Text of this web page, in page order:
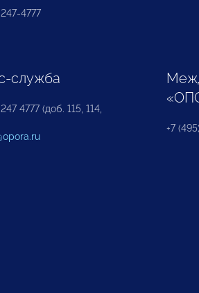
4777
служба
4777 (доб. 115, 114,
+7